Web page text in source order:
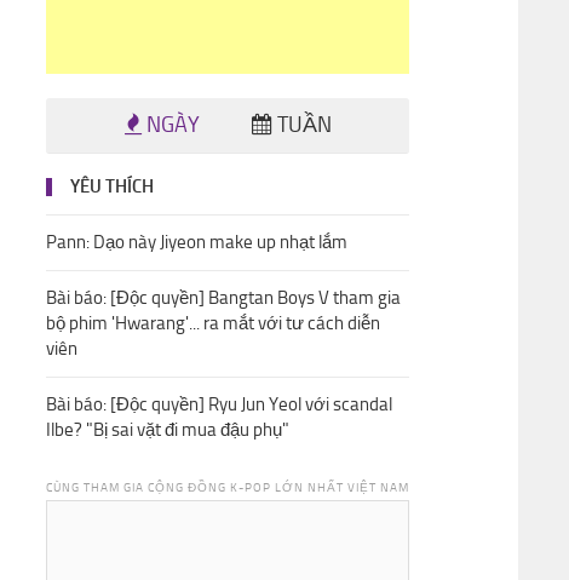
NGÀY TUẦN
YÊU THÍCH
Pann: Dạo này Jiyeon make up nhạt lắm
Bài báo: [Độc quyền] Bangtan Boys V tham gia
bộ phim 'Hwarang'... ra mắt với tư cách diễn
viên
Bài báo: [Độc quyền] Ryu Jun Yeol với scandal
Ilbe? "Bị sai vặt đi mua đậu phụ"
CÙNG THAM GIA CỘNG ĐỒNG K-POP LỚN NHẤT VIỆT NAM